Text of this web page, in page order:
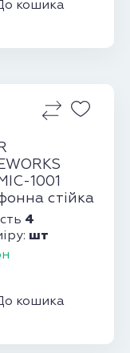
кошика
1001
стійка
4
шт
кошика